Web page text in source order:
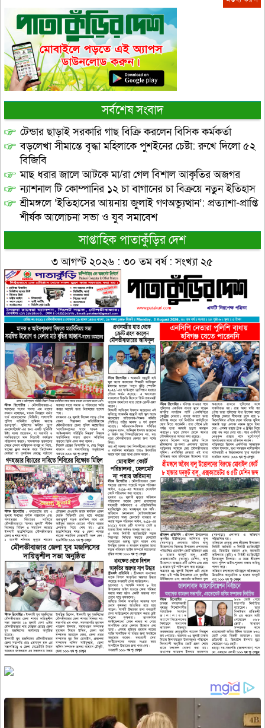
সর্বশেষ সংবাদ
টেন্ডার ছাড়াই সরকারি গাছ বিক্রি করলেন বিসিক কর্মকর্তা
বড়লেখা সীমান্তে বৃদ্ধা মহিলাকে পুশইনের চেষ্টা: রুখে দিলো ৫২
বিজিবি
মাছ ধরার জালে আটকে মা/রা গেল বিশাল আকৃতির অজগর
ন্যাশনাল টি কোম্পানির ১২ চা বাগানের চা বিক্রয়ে নতুন ইতিহাস
শ্রীমঙ্গলে ‘ইতিহাসের আয়নায় জুলাই গণঅভ্যুত্থান’: প্রত্যাশা-প্রাপ্তি
শীর্ষক আলোচনা সভা ও যুব সমাবেশ
সাপ্তাহিক পাতাকুঁড়ির দেশ
৩ আগস্ট ২০২৬ : ৩০ তম বর্ষ : সংখ্যা ২৫